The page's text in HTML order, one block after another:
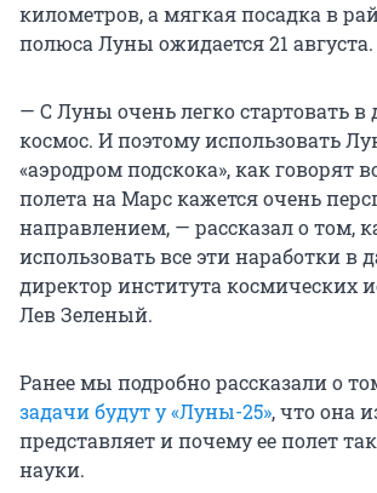
километров, а мягкая посадка в
полюса Луны ожидается 21 августа.
— С Луны очень легко стартовать в
космос. И поэтому использовать
«аэродром подскока», как говорят
полета на Марс кажется очень
направлением, — рассказал о том,
использовать все эти наработки в
директор института космических
Лев Зеленый.
Ранее мы подробно рассказали о
задачи будут у «Луны-25», что она
представляет и почему ее полет
науки.